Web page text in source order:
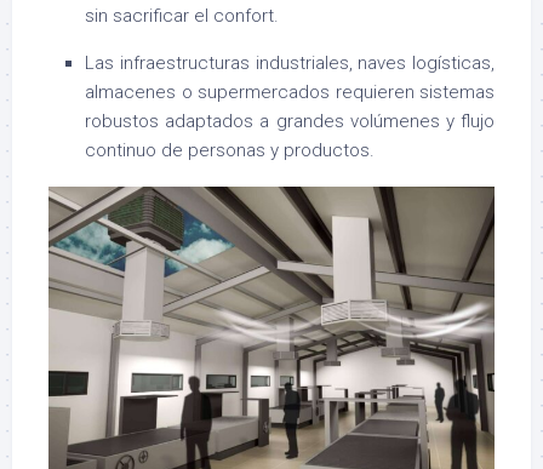
sin sacrificar el confort.
Las infraestructuras industriales, naves logísticas,
almacenes o supermercados requieren sistemas
robustos adaptados a grandes volúmenes y flujo
continuo de personas y productos.